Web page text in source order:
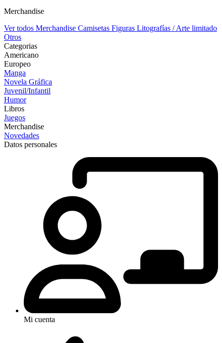
Merchandise
Ver todos Merchandise Camisetas Figuras Litografías / Arte limitado
Otros
Categorias
Americano
Europeo
Manga
Novela Gráfica
Juvenil/Infantil
Humor
Libros
Juegos
Merchandise
Novedades
Datos personales
Mi cuenta